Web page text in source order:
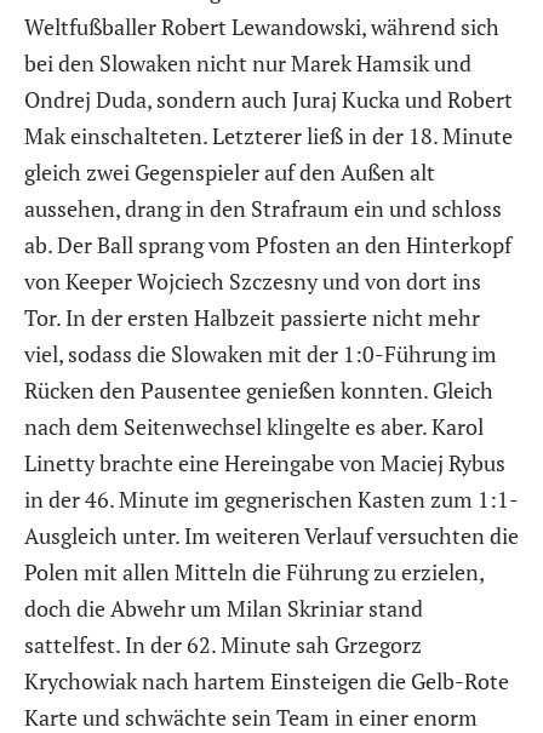
Weltfußballer Robert Lewandowski, während sich
bei den Slowaken nicht nur Marek Hamsik und
Ondrej Duda, sondern auch Juraj Kucka und Robert
Mak einschalteten. Letzterer ließ in der 18. Minute
gleich zwei Gegenspieler auf den Außen alt
aussehen, drang in den Strafraum ein und schloss
ab. Der Ball sprang vom Pfosten an den Hinterkopf
von Keeper Wojciech Szczesny und von dort ins
Tor. In der ersten Halbzeit passierte nicht mehr
viel, sodass die Slowaken mit der 1:0-Führung im
Rücken den Pausentee genießen konnten. Gleich
nach dem Seitenwechsel klingelte es aber. Karol
Linetty brachte eine Hereingabe von Maciej Rybus
in der 46. Minute im gegnerischen Kasten zum 1:1-
Ausgleich unter. Im weiteren Verlauf versuchten die
Polen mit allen Mitteln die Führung zu erzielen,
doch die Abwehr um Milan Skriniar stand
sattelfest. In der 62. Minute sah Grzegorz
Krychowiak nach hartem Einsteigen die Gelb-Rote
Karte und schwächte sein Team in einer enorm